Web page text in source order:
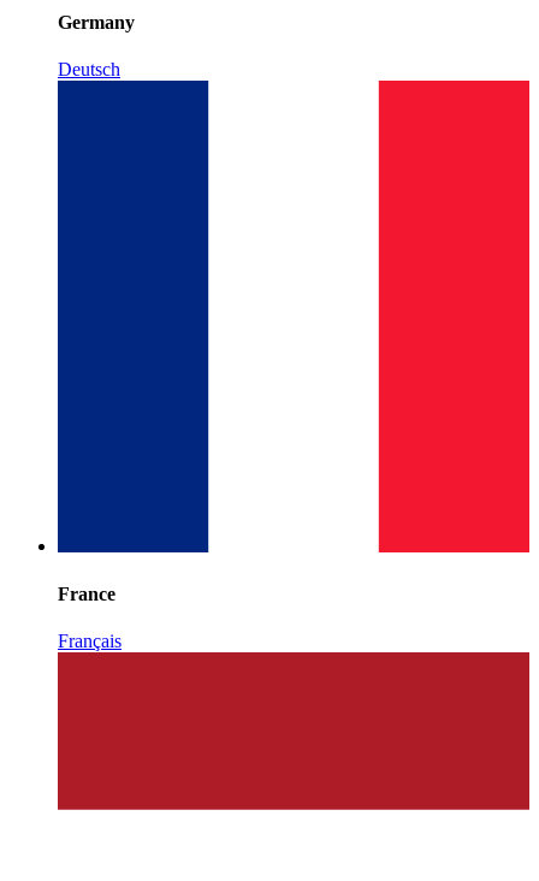
Germany
Deutsch
France
Français